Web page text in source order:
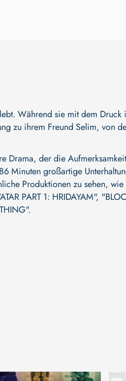
Während sie mit dem Druck
zu ihrem Freund Selim, von
Drama, der die
Minuten großartige
Produktionen zu sehen,
PART 1: HRIDAYAM",
.